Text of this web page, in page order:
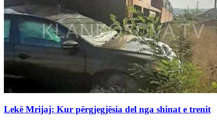
Lekë Mrijaj: Kur përgjegjësia del nga shinat e trenit